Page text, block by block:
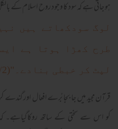
ہوجاتی ہے کہ سود کا وجود روح اسلام کے
لوگ سودکھاتے ہیں
طرح کھڑا ہوتا ہے
لپٹ کر خبطی بنادے۔''(2/البقرہ:275)
قرآن مجید میں جا بجا بُرے افعال اور
کو اس سے سختی کے ساتھ روکاگیاہے۔